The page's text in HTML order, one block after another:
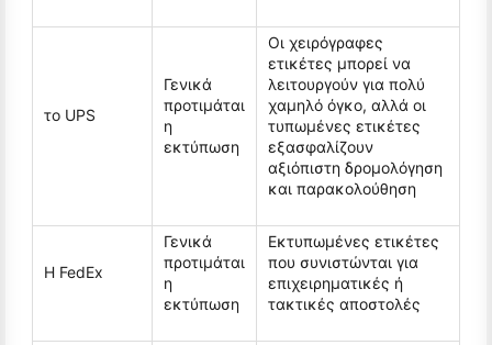
το UPS
Γενικά
προτιμάται
η
εκτύπωση
Οι χειρόγραφες
ετικέτες μπορεί να
λειτουργούν για πολύ
χαμηλό όγκο, αλλά οι
τυπωμένες ετικέτες
εξασφαλίζουν
αξιόπιστη δρομολόγηση
και παρακολούθηση
Η FedEx
Γενικά
προτιμάται
η
εκτύπωση
Εκτυπωμένες ετικέτες
που συνιστώνται για
επιχειρηματικές ή
τακτικές αποστολές